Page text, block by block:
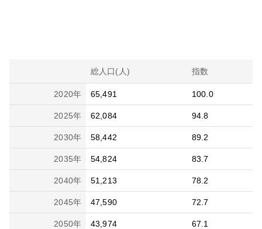
総人口(人) 指数
2020年 65,491 100.0
2025年 62,084 94.8
2030年 58,442 89.2
2035年 54,824 83.7
2040年 51,213 78.2
2045年 47,590 72.7
2050年 43,974 67.1